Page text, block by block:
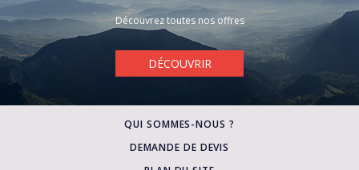
Découvrez toutes nos offres
DÉCOUVRIR
QUI SOMMES-NOUS ?
DEMANDE DE DEVIS